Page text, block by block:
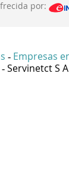
por:
- Empresas
- Servinetct S A